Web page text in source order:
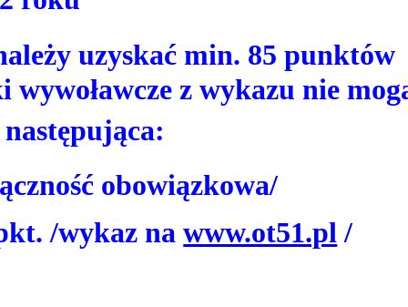
uzyskać min. 85 punktów
z wykazu nie
obowiązkowa/
/wykaz nawww.ot51.pl /